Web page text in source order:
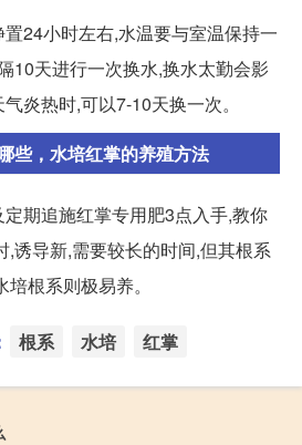
24小时左右,水温要与室温保持一
10天进行一次换水,换水太勤会影
炎热时,可以7-10天换一次。
些，水培红掌的养殖方法
期追施红掌专用肥3点入手,教你
,诱导新,需要较长的时间,但其根系
根系则极易养。
根系 水培 红掌